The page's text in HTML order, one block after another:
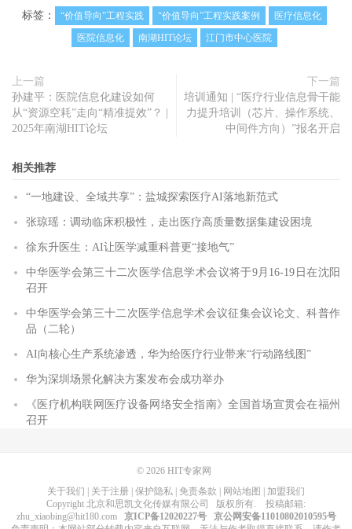
标签： “价值导向”工程实践 “价值导向”工程实践案例
医疗信息化
医院信息化
南湖HIT论坛 江门市中心医院
上一篇
孙建平：医院信息化建设如何
从“资源空耗”走向“精准提效”？ |
2025年南湖HIT论坛
下一篇
培训通知 | “医疗行业信息骨干能
力提升培训（芯片、操作系统、
中间件方向）”报名开启
相关推荐
“一地建设、全域共享”：盐城探索医疗AI落地新范式
张琼瑶：调动临床积极性，走出医疗高质量数据集建设困境
徐东升医生：AI让医学减重科普更“接地气”
中华医学会第三十二次医学信息学术会议将于9月16-19日在沈阳
召开
中华医学会第三十二次医学信息学术会议征集会议论文、科普作
品（二轮）
AI向核心生产系统渗透，华为给医疗行业带来“行动路线图”
华为深圳场景化解决方案发布会成功举办
《医疗机构联网医疗设备网络安全指南》全国首场宣贯会在福州
召开
© 2026 HIT专家网
关于我们
关于注册 保护隐私 免责条款 网站地图
加盟我们
Copyright 北京和思凯文化传媒有限公司 版权所有. 投稿邮箱:
zhu_xiaobing@hit180.com
京ICP备12020227号
京公网安备11010802010595号